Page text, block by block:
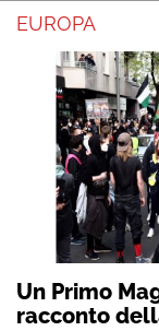
EUROPA
Un Primo
racconto